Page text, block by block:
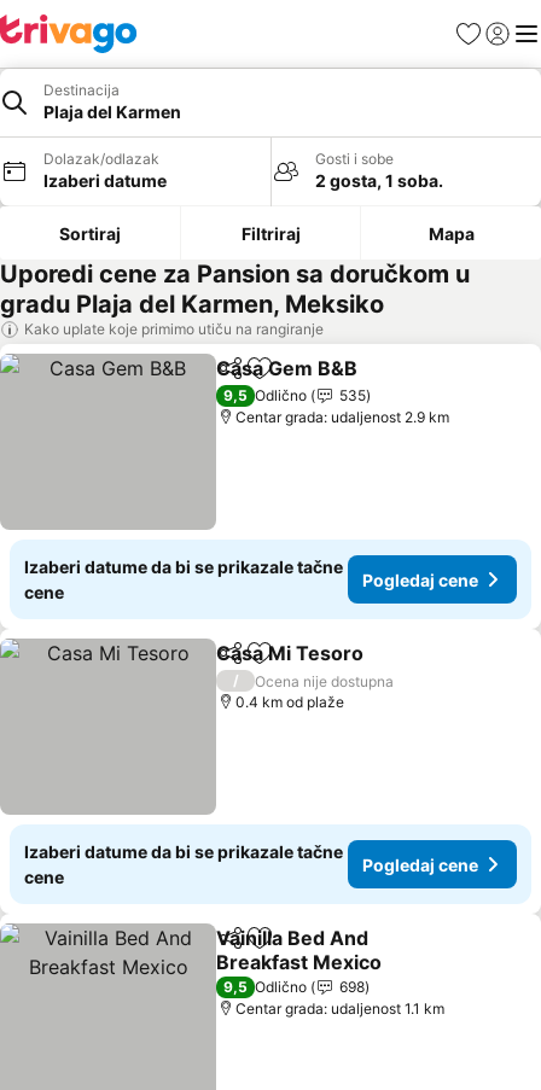
FavoritiPrijavi
Destinacija
Plaja del Karmen
Dolazak/odlazak
Izaberi datume
Gosti i sobe
2 gosta, 1 soba.
Sortiraj Filtriraj Mapa
Uporedi cene za Pansion sa doručkom u
gradu Plaja del Karmen, Meksiko
Kako uplate koje primimo utiču na rangiranje
Deli Dodati u favorite
Casa Gem B&B
9,5 Odlično
535
Centar grada: udaljenost 2.9 km
Izaberi datume da bi se prikazale tačne
cene
Pogledaj cene
Deli Dodati u favorite
Casa Mi Tesoro
/
Ocena nije dostupna
0.4 km od plaže
Izaberi datume da bi se prikazale tačne
cene
Pogledaj cene
Deli Dodati u favorite
Vainilla Bed And
Breakfast Mexico
Pogledaj cene
9,5 Odlično
698
Centar grada: udaljenost 1.1 km